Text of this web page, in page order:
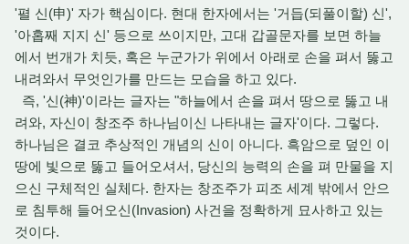
'펼 신(申)' 자가 핵심이다. 현대 한자에서는 '거듭(되풀이할) 신',
'아홉째 지지 신' 등으로 쓰이지만, 고대 갑골문자를 보면 하늘
에서 번개가 치듯, 혹은 누군가가 위에서 아래로 손을 펴서 뚫고
내려와서 무엇인가를 만드는 모습을 하고 있다.
즉, '신(神)'이라는 글자는 "하늘에서 손을 펴서 땅으로 뚫고 내
려와, 자신이 창조주 하나님이신 나타내는 글자'이다. 그렇다.
하나님은 결코 추상적인 개념의 신이 아니다. 흑암으로 덮인 이
땅에 빛으로 뚫고 들어오셔서, 당신의 능력의 손을 펴 만물을 지
으신 구체적인 실체다. 한자는 창조주가 피조 세계 밖에서 안으
로 침투해 들어오신(Invasion) 사건을 정확하게 묘사하고 있는
것이다.